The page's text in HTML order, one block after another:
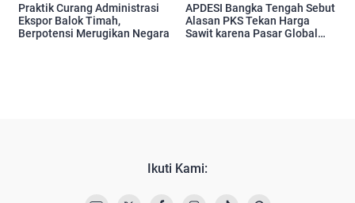
Praktik Curang Administrasi
Ekspor Balok Timah,
Berpotensi Merugikan Negara
APDESI Bangka Tengah Sebut
Alasan PKS Tekan Harga
Sawit karena Pasar Global
Ikuti Kami: